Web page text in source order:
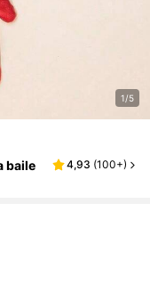
1/5
baile
4,93 (100+)